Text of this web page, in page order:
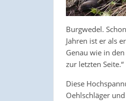
Burgwedel.
Jahren ist er als
Genau wie in
zur letzten Seite.“
Diese
Oehlschläger